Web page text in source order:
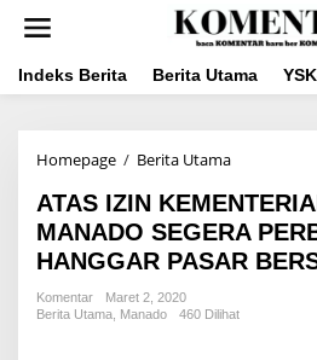
Indeks Berita Berita Utama
Homepage / Berita UtamaATAS
PEMKOT
MANADO
SEGERA
3
ATAS IZIN
MANADO SEGERA
HANGGAR PASAR
Komentar
Maret 2, 2020
Berita Utama Manado 460 Dilihat